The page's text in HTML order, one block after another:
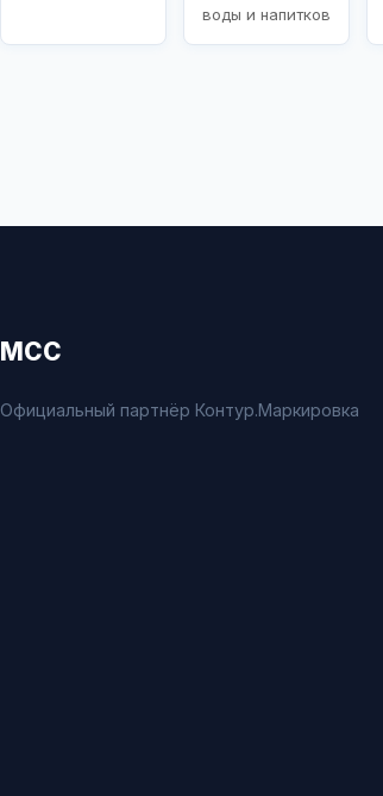
воды и напитков
МСС
Официальный партнёр Контур.Маркировка